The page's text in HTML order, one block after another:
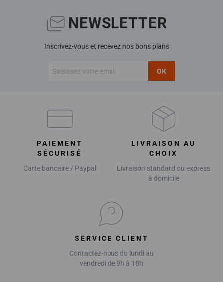
NEWSLETTER
Inscrivez-vous et recevez nos bons plans
OK
PAIEMENT
SÉCURISÉ
Carte bancaire / Paypal
LIVRAISON AU
CHOIX
Livraison standard ou express
à domicile
SERVICE CLIENT
Contactez-nous du lundi au
vendredi de 9h à 18h